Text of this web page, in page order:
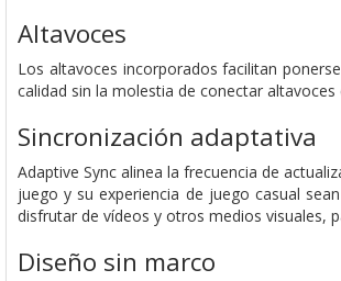
Altavoces
Los altavoces incorporados facilitan
calidad sin la molestia de conectar altavoces
Sincronización adaptativa
Adaptive Sync alinea la frecuencia de
juego y su experiencia de juego casual
disfrutar de vídeos y otros medios visuales,
Diseño sin marco